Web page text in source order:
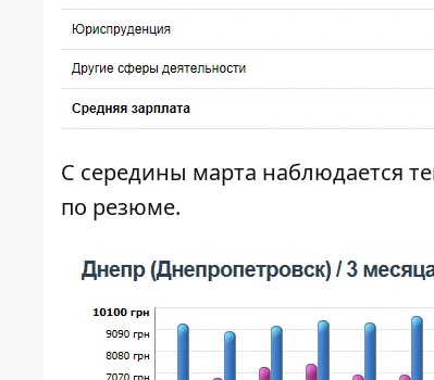
С середины марта наблюдается
по резюме.